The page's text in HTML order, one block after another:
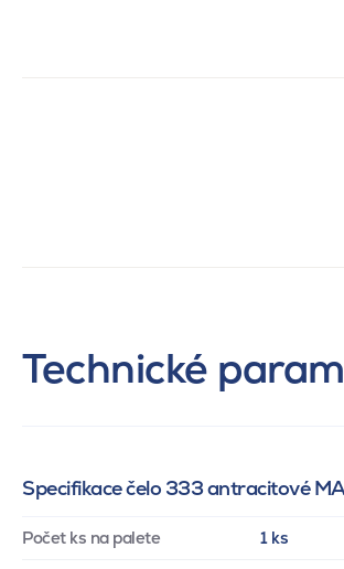
Technické
Specifikace čelo 333 antracitové
Počet ks na palete 1 ks